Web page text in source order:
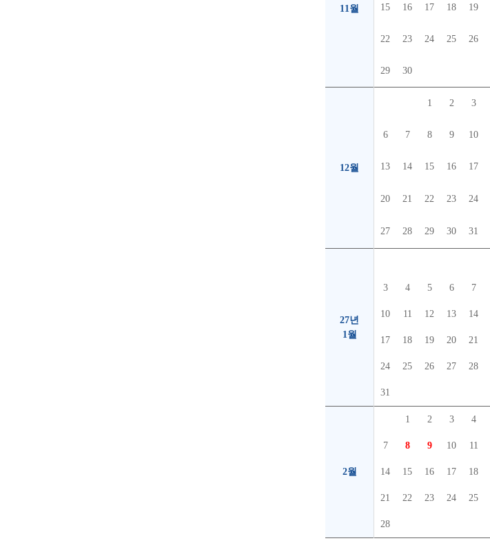
11월 15 16 17 18 19
22 23 24 25 26
29 30
12월
1 2 3
6 7 8 9 10
13 14 15 16 17
20 21 22 23 24
27 28 29 30 31
27년
1월
3 4 5 6 7
10 11 12 13 14
17 18 19 20 21
24 25 26 27 28
31
2월
1 2 3 4
7 8 9 10 11
14 15 16 17 18
21 22 23 24 25
28